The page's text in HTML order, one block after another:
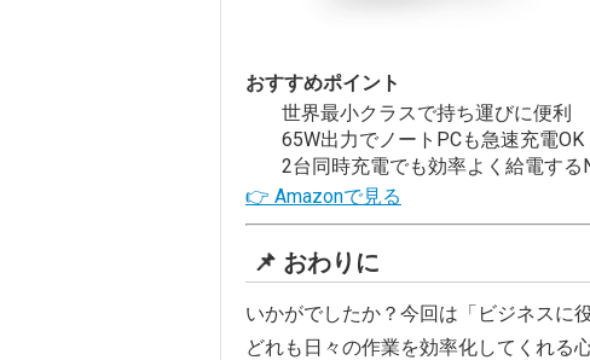
おすすめポイント
世界最小クラスで持ち運びに便利
65W出力でノートPCも急速充電OK
2台同時充電でも効率よく給電する
👉 Amazonで見る
📌 おわりに
いかがでしたか？今回は「ビジネスに
どれも日々の作業を効率化してくれる